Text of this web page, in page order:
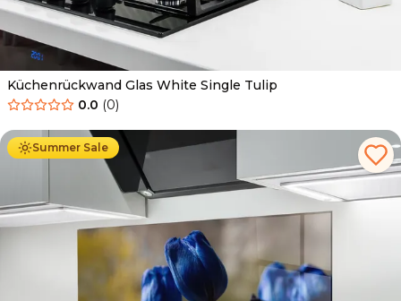
Küchenrückwand Glas White Single Tulip
0.0 (0)
Summer Sale
Ab 69.90 € 34.90